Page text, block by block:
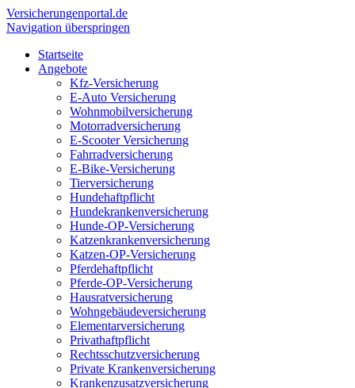
Versicherungenportal.de
Navigation überspringen
Startseite
Angebote
Kfz-Versicherung
E-Auto Versicherung
Wohnmobilversicherung
Motorradversicherung
E-Scooter Versicherung
Fahrradversicherung
E-Bike-Versicherung
Tierversicherung
Hundehaftpflicht
Hundekrankenversicherung
Hunde-OP-Versicherung
Katzenkrankenversicherung
Katzen-OP-Versicherung
Pferdehaftpflicht
Pferde-OP-Versicherung
Hausratversicherung
Wohngebäudeversicherung
Elementarversicherung
Privathaftpflicht
Rechtsschutzversicherung
Private Krankenversicherung
Krankenzusatzversicherung